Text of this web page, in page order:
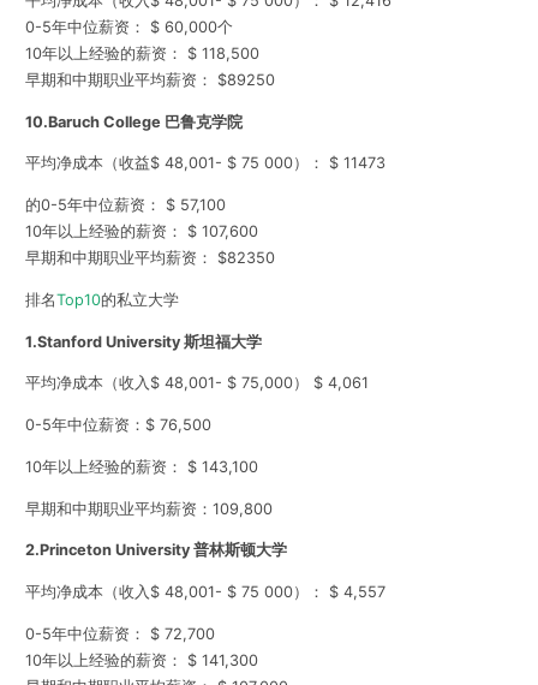
0-5年中位薪资： $ 60,000个
10年以上经验的薪资： $ 118,500
早期和中期职业平均薪资： $89250
10.Baruch College 巴鲁克学院
平均净成本（收益$ 48,001- $ 75 000）： $ 11473
的0-5年中位薪资： $ 57,100
10年以上经验的薪资： $ 107,600
早期和中期职业平均薪资： $82350
排名Top10的私立大学
1.Stanford University 斯坦福大学
平均净成本（收入$ 48,001- $ 75,000） $ 4,061
0-5年中位薪资：$ 76,500
10年以上经验的薪资： $ 143,100
早期和中期职业平均薪资：109,800
2.Princeton University 普林斯顿大学
平均净成本（收入$ 48,001- $ 75 000）： $ 4,557
0-5年中位薪资： $ 72,700
10年以上经验的薪资： $ 141,300